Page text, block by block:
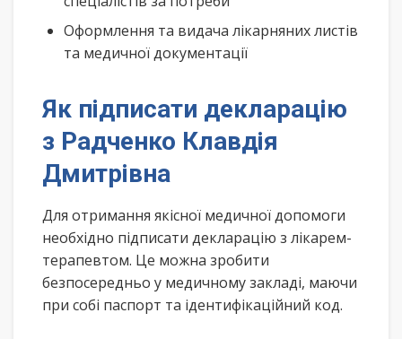
Оформлення та видача лікарняних листів
та медичної документації
Як підписати декларацію
з Радченко Клавдія
Дмитрівна
Для отримання якісної медичної допомоги
необхідно підписати декларацію з лікарем-
терапевтом. Це можна зробити
безпосередньо у медичному закладі, маючи
при собі паспорт та ідентифікаційний код.